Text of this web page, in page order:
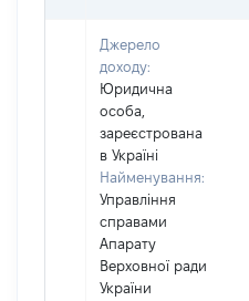
Джерело
доходу:
Юридична
особа,
зареєстрована
в Україні
Найменування:
Управління
справами
Апарату
Верховної ради
України